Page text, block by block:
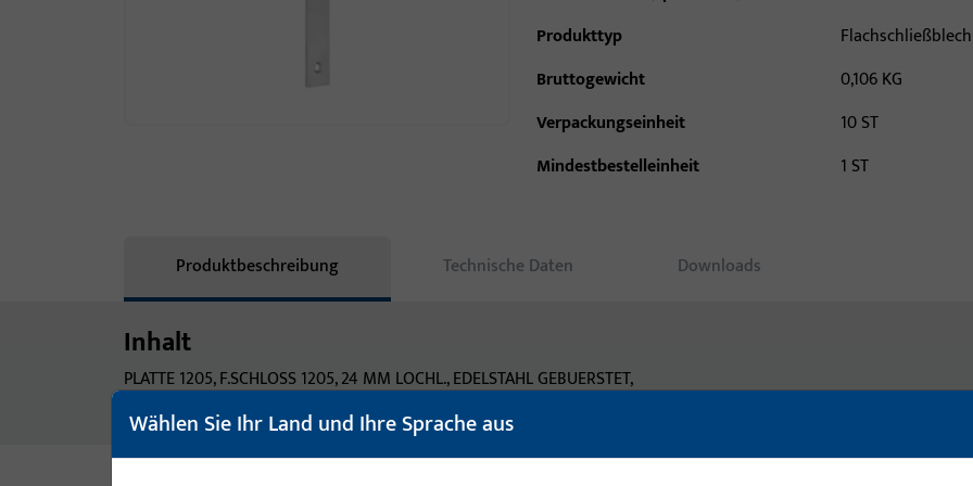
Produkttyp
Flachschließblech
Bruttogewicht
0,106 KG
Verpackungseinheit
10 ST
Mindestbestelleinheit
1 ST
Produktbeschreibung
Technische Daten Downloads
Inhalt
PLATTE 1205, F.SCHLOSS 1205, 24 MM LOCHL., EDELSTAHL GEBUERSTET,
Wählen Sie Ihr Land und Ihre Sprache aus